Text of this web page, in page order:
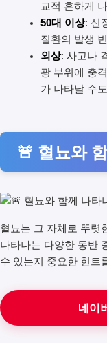
교적 흔하게
50대 이상: 신
질환의 발생
외상: 사고나
광 부위에 충
가 나타날 수
🚨 혈뇨와
혈뇨는 그 자체로 뚜렷
나타나는 다양한 동반
수 있는지 중요한 힌트
네이